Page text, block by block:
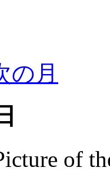
の月
of